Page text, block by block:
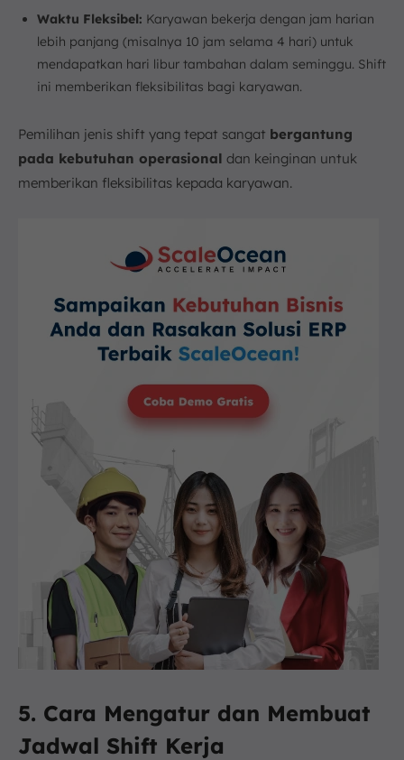
Waktu Fleksibel: Karyawan bekerja dengan jam harian
lebih panjang (misalnya 10 jam selama 4 hari) untuk
mendapatkan hari libur tambahan dalam seminggu. Shift
ini memberikan fleksibilitas bagi karyawan.
Pemilihan jenis shift yang tepat sangat bergantung
pada kebutuhan operasional dan keinginan untuk
memberikan fleksibilitas kepada karyawan.
5. Cara Mengatur dan Membuat
Jadwal Shift Kerja